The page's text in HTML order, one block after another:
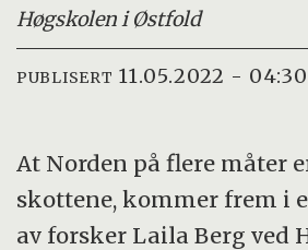
Høgskolen i Østfold
PUBLISERT 11.05.2022 - 04:30
At Norden på flere måter
skottene, kommer frem i
av forsker Laila Berg ved